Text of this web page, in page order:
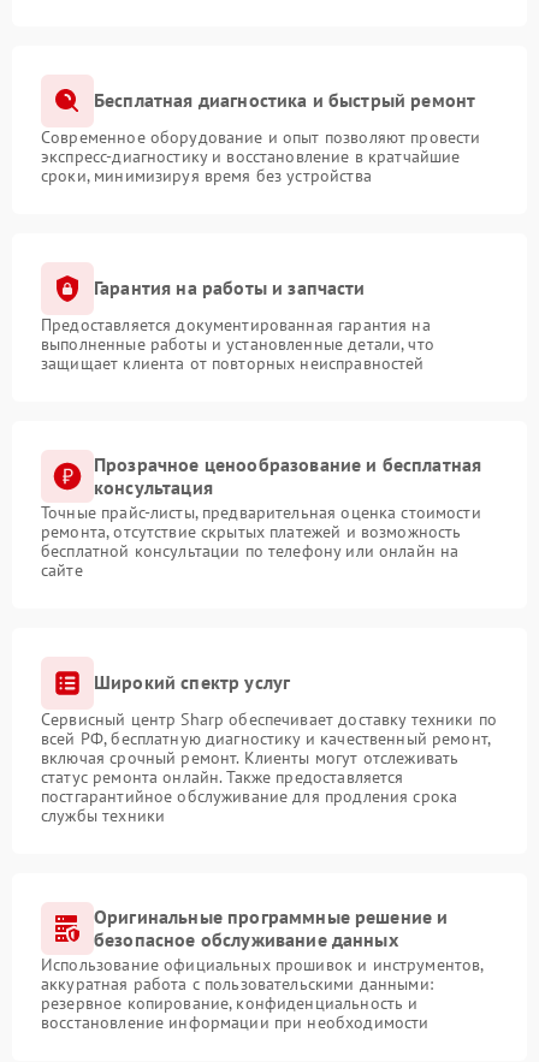
Бесплатная диагностика и быстрый ремонт
Современное оборудование и опыт позволяют провести
экспресс-диагностику и восстановление в кратчайшие
сроки, минимизируя время без устройства
Гарантия на работы и запчасти
Предоставляется документированная гарантия на
выполненные работы и установленные детали, что
защищает клиента от повторных неисправностей
Прозрачное ценообразование и бесплатная
консультация
Точные прайс-листы, предварительная оценка стоимости
ремонта, отсутствие скрытых платежей и возможность
бесплатной консультации по телефону или онлайн на
сайте
Широкий спектр услуг
Сервисный центр Sharp обеспечивает доставку техники по
всей РФ, бесплатную диагностику и качественный ремонт,
включая срочный ремонт. Клиенты могут отслеживать
статус ремонта онлайн. Также предоставляется
постгарантийное обслуживание для продления срока
службы техники
Оригинальные программные решение и
безопасное обслуживание данных
Использование официальных прошивок и инструментов,
аккуратная работа с пользовательскими данными:
резервное копирование, конфиденциальность и
восстановление информации при необходимости